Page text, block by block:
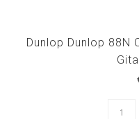
Dunlop Dunlop 88N